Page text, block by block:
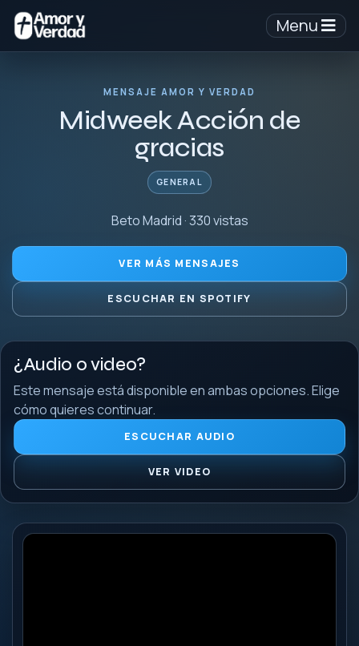
Menu
MENSAJE AMOR Y VERDAD
Midweek Acción de
gracias
GENERAL
Beto Madrid · 330 vistas
VER MÁS MENSAJES
ESCUCHAR EN SPOTIFY
¿Audio o video?
Este mensaje está disponible en ambas opciones. Elige
cómo quieres continuar.
ESCUCHAR AUDIO
VER VIDEO